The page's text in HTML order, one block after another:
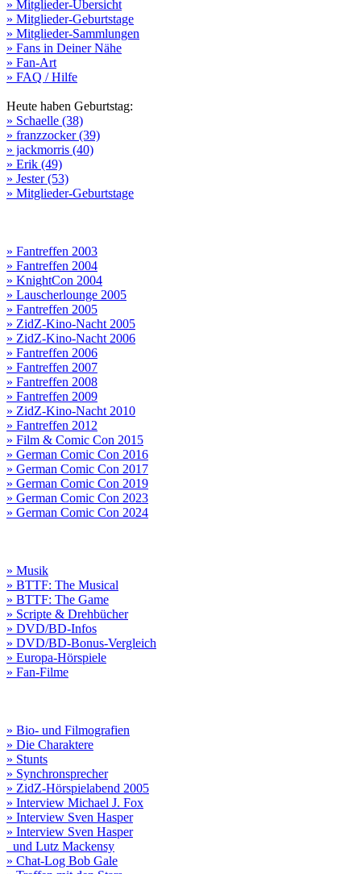
» Mitglieder-Übersicht
» Mitglieder-Geburtstage
» Mitglieder-Sammlungen
» Fans in Deiner Nähe
» Fan-Art
» FAQ / Hilfe
Heute haben Geburtstag:
» Schaelle (38)
» franzzocker (39)
» jackmorris (40)
» Erik (49)
» Jester (53)
» Mitglieder-Geburtstage
» Fantreffen 2003
» Fantreffen 2004
» KnightCon 2004
» Lauscherlounge 2005
» Fantreffen 2005
» ZidZ-Kino-Nacht 2005
» ZidZ-Kino-Nacht 2006
» Fantreffen 2006
» Fantreffen 2007
» Fantreffen 2008
» Fantreffen 2009
» ZidZ-Kino-Nacht 2010
» Fantreffen 2012
» Film & Comic Con 2015
» German Comic Con 2016
» German Comic Con 2017
» German Comic Con 2019
» German Comic Con 2023
» German Comic Con 2024
» Musik
» BTTF: The Musical
» BTTF: The Game
» Scripte & Drehbücher
» DVD/BD-Infos
» DVD/BD-Bonus-Vergleich
» Europa-Hörspiele
» Fan-Filme
» Bio- und Filmografien
» Die Charaktere
» Stunts
» Synchronsprecher
» ZidZ-Hörspielabend 2005
» Interview Michael J. Fox
» Interview Sven Hasper
» Interview Sven Hasper
und Lutz Mackensy
» Chat-Log Bob Gale